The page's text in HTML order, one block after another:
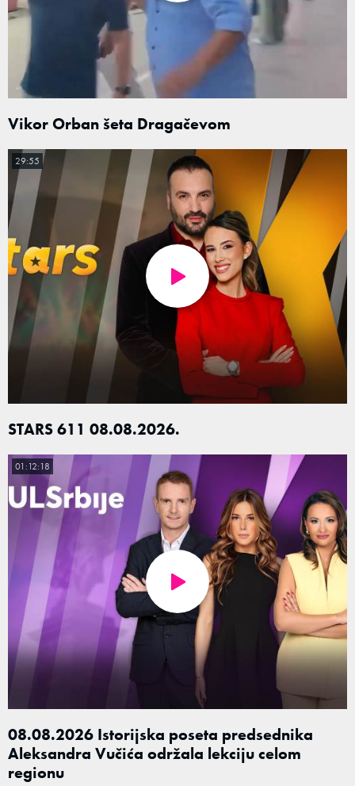
Vikor Orban šeta Dragačevom
STARS 611 08.08.2026.
29:55
08.08.2026 Istorijska poseta predsednika
Aleksandra Vučića održala lekciju celom
regionu
01:12:18